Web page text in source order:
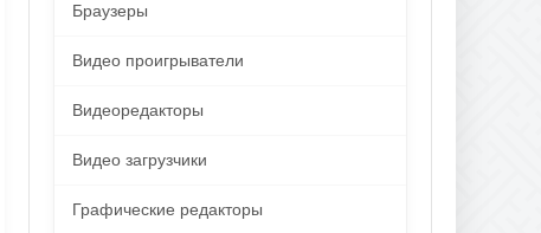
Браузеры
Видео проигрыватели
Видеоредакторы
Видео загрузчики
Графические редакторы